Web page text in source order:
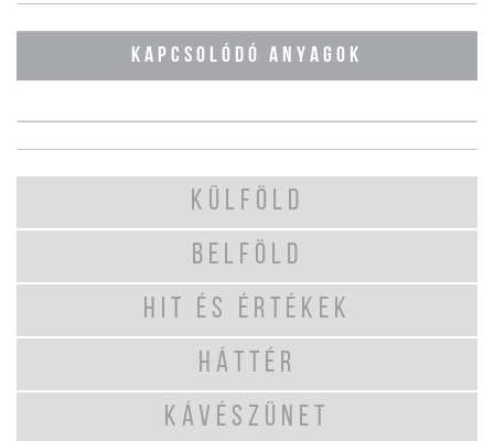
KAPCSOLÓDÓ ANYAGOK
KÜLFÖLD
BELFÖLD
HIT ÉS ÉRTÉKEK
HÁTTÉR
KÁVÉSZÜNET